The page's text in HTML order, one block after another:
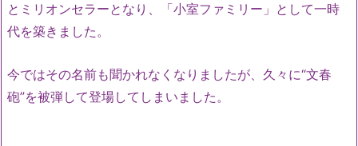
とミリオンセラーとなり、「小室ファミリー」として一時
代を築きました。
今ではその名前も聞かれなくなりましたが、久々に“文春
砲”を被弾して登場してしまいました。